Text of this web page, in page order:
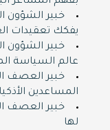
خبير الشؤون
يفكك تعقيدات
خبير الشؤون
عالم السياسة
خبير العصف
المساعدين
خبير العصف
لها